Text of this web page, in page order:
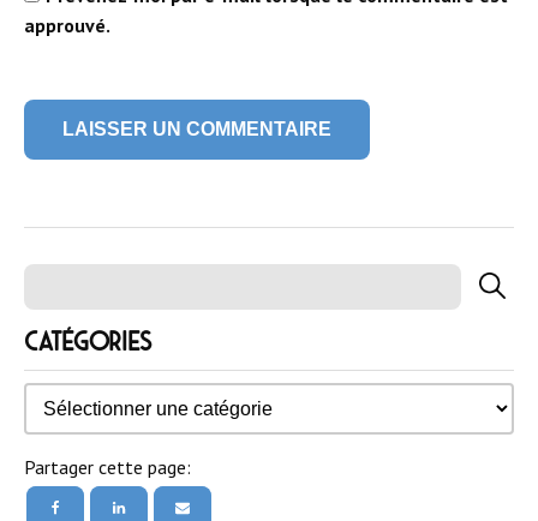
Catégories
Catégories
Partager cette page: